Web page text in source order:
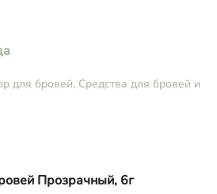
для бровей, Средства для бровей и
Прозрачный, 6г